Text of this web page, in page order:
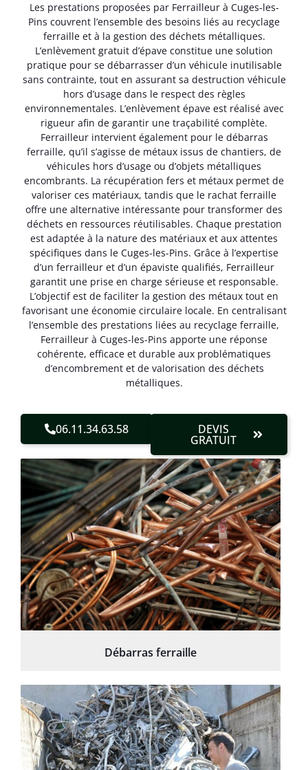
Les prestations proposées par Ferrailleur à Cuges-les-
Pins couvrent l’ensemble des besoins liés au recyclage
ferraille et à la gestion des déchets métalliques.
L’enlèvement gratuit d’épave constitue une solution
pratique pour se débarrasser d’un véhicule inutilisable
sans contrainte, tout en assurant sa destruction véhicule
hors d’usage dans le respect des règles
environnementales. L’enlèvement épave est réalisé avec
rigueur afin de garantir une traçabilité complète.
Ferrailleur intervient également pour le débarras
ferraille, qu’il s’agisse de métaux issus de chantiers, de
véhicules hors d’usage ou d’objets métalliques
encombrants. La récupération fers et métaux permet de
valoriser ces matériaux, tandis que le rachat ferraille
offre une alternative intéressante pour transformer des
déchets en ressources réutilisables. Chaque prestation
est adaptée à la nature des matériaux et aux attentes
spécifiques dans le Cuges-les-Pins. Grâce à l’expertise
d’un ferrailleur et d’un épaviste qualifiés, Ferrailleur
garantit une prise en charge sérieuse et responsable.
L’objectif est de faciliter la gestion des métaux tout en
favorisant une économie circulaire locale. En centralisant
l’ensemble des prestations liées au recyclage ferraille,
Ferrailleur à Cuges-les-Pins apporte une réponse
cohérente, efficace et durable aux problématiques
d’encombrement et de valorisation des déchets
métalliques.
06.11.34.63.58 DEVIS
GRATUIT
Débarras ferraille